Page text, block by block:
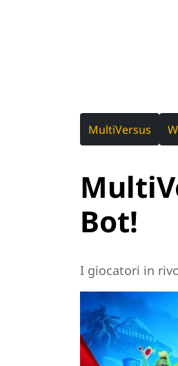
MultiVersus
Bot!
I giocatori in